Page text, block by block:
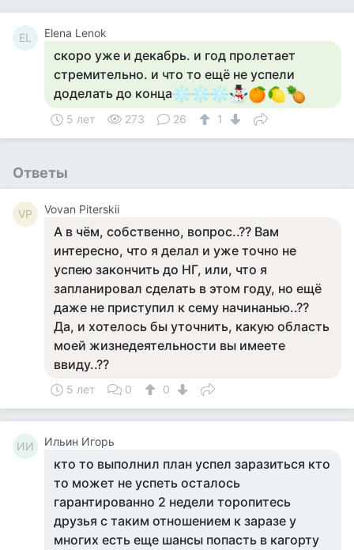
EL Elena Lenok
скоро уже и декабрь. и год пролетает
стремительно. и что то ещё не успели
доделать до конца
5 лет 273 26 1
Ответы
VP Vovan Piterskii
А в чём, собственно, вопрос..?? Вам
интересно, что я делал и уже точно не
успею закончить до НГ, или, что я
запланировал сделать в этом году, но ещё
даже не приступил к сему начинанью..??
Да, и хотелось бы уточнить, какую область
моей жизнедеятельности вы имеете
ввиду..??
5 лет 0 0
ИИ Ильин Игорь
кто то выполнил план успел заразиться кто
то может не успеть осталось
гарантированно 2 недели торопитесь
друзья с таким отношением к заразе у
многих есть еще шансы попасть в кагорту